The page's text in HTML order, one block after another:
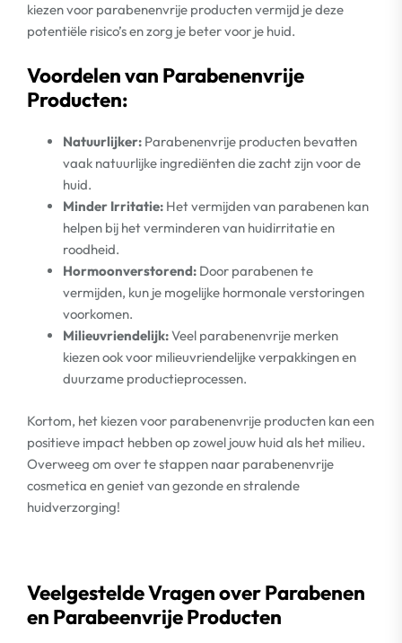
kiezen voor parabenenvrije producten vermijd je deze
potentiële risico’s en zorg je beter voor je huid.
Voordelen van Parabenenvrije
Producten:
Natuurlijker: Parabenenvrije producten bevatten
vaak natuurlijke ingrediënten die zacht zijn voor de
huid.
Minder Irritatie: Het vermijden van parabenen kan
helpen bij het verminderen van huidirritatie en
roodheid.
Hormoonverstorend: Door parabenen te
vermijden, kun je mogelijke hormonale verstoringen
voorkomen.
Milieuvriendelijk:Veel parabenenvrije merken
kiezen ook voor milieuvriendelijke verpakkingen en
duurzame productieprocessen.
Kortom, het kiezen voor parabenenvrije producten kan een
positieve impact hebben op zowel jouw huid als het milieu.
Overweeg om over te stappen naar parabenenvrije
cosmetica en geniet van gezonde en stralende
huidverzorging!
Veelgestelde Vragen over Parabenen
en Parabeenvrije Producten